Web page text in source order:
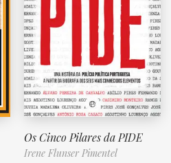
Os Cinco Pilares da PIDE
Irene Flunser Pimentel